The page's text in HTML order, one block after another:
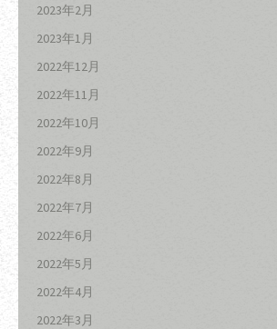
2023年2月
2023年1月
2022年12月
2022年11月
2022年10月
2022年9月
2022年8月
2022年7月
2022年6月
2022年5月
2022年4月
2022年3月